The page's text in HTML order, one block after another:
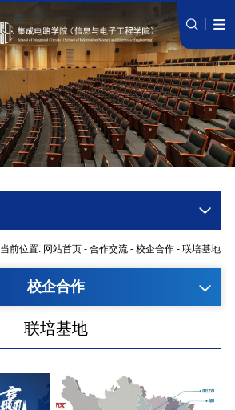
当前位置: 网站首页 -合作交流 -校企合作 -联培基地
校企合作
联培基地